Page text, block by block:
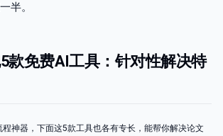
半。
款免费AI工具：针对性解决特
程神器，下面这5款工具也各有专长，能帮你解决论文